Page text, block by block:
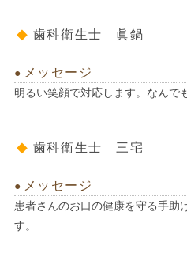
歯科衛生士 眞鍋
メッセージ
明るい笑顔で対応します。なんで
歯科衛生士 三宅
メッセージ
患者さんのお口の健康を守る手助
す。